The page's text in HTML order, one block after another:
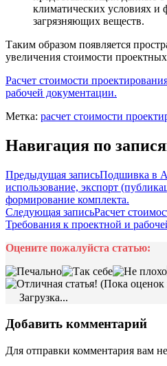
климатических условиях и
загрязняющих веществ.
Таким образом появляется
увеличения стоимости проектных
Расчет стоимости
рабочей документации.
Метка: расчет стоимости
Навигация по
Предыдущая записьПодшивка в
использование, экспорт
формирование комплекта.
Следующая записьРасчет
Требования к проектной и
Оцените пожалуйста статью:
(Пока оценок
Загрузка...
Добавить комментарий
Для отправки комментария вам